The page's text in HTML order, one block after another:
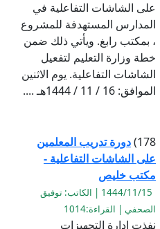
على الشاشات التفاعلية في
المدارس المستهدفة للمشروع
، بمكتب رابغ. ويأتي ذلك ضمن
خطة وزارة التعليم لتفعيل
الشاشات التفاعلية. يوم الاثنين
الموافق: 16 / 11 / 1444هـ ....
178) دورة تدريب المعلمين
على الشاشات التفاعلية -
مكتب خليص
1444/11/15 | الكاتب: توفيق
الصحفي | القراءة:1014
نفذت إدارة التجهيزات